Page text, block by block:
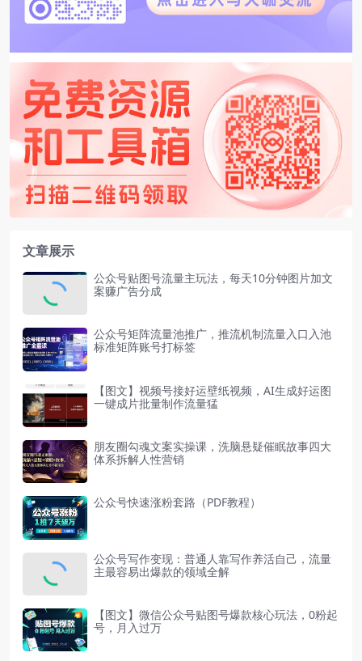
文章展示
公众号贴图号流量主玩法，每天10分钟图片加文
案赚广告分成
公众号矩阵流量池推广，推流机制流量入口入池
标准矩阵账号打标签
【图文】视频号接好运壁纸视频，AI生成好运图
一键成片批量制作流量猛
朋友圈勾魂文案实操课，洗脑悬疑催眠故事四大
体系拆解人性营销
公众号快速涨粉套路（PDF教程）
公众号写作变现：普通人靠写作养活自己，流量
主最容易出爆款的领域全解
【图文】微信公众号贴图号爆款核心玩法，0粉起
号，月入过万